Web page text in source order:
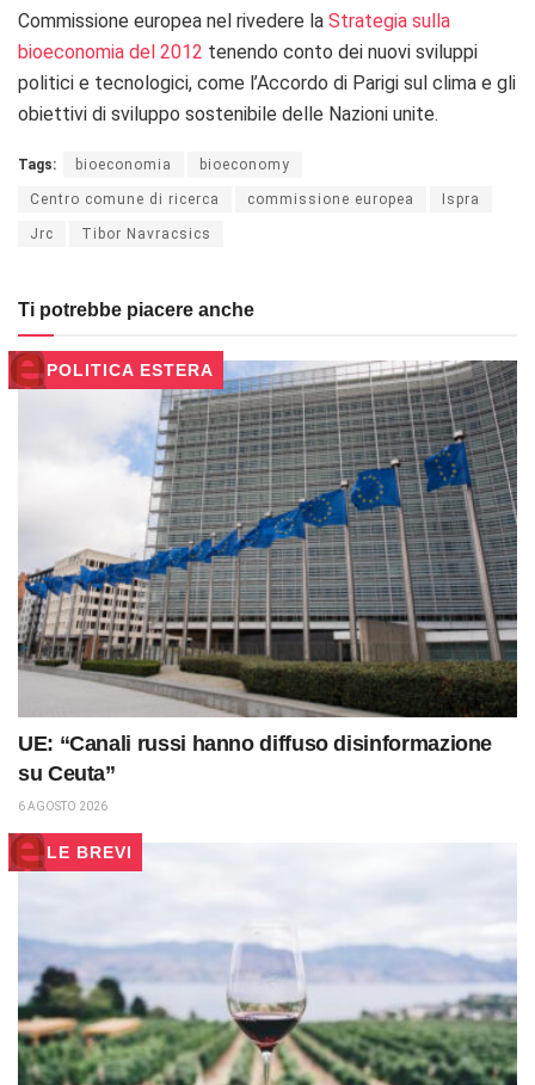
Commissione europea nel rivedere la Strategia sulla
bioeconomia del 2012 tenendo conto dei nuovi sviluppi
politici e tecnologici, come l’Accordo di Parigi sul clima e gli
obiettivi di sviluppo sostenibile delle Nazioni unite.
Tags: bioeconomia bioeconomy
Centro comune di ricerca commissione europea Ispra
Jrc Tibor Navracsics
Ti potrebbe piacere anche
POLITICA ESTERA
UE: “Canali russi hanno diffuso disinformazione
su Ceuta”
6 AGOSTO 2026
LE BREVI